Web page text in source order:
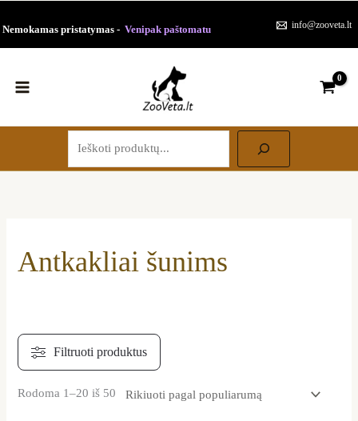
prie
Nemokamas pristatymas - Venipak paštomatu info@zooveta.lt
Antkakliai šunims
Rodoma 1–20 iš 50
pagal